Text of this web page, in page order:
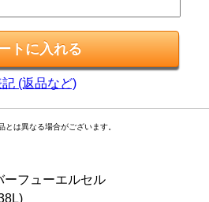
(返品など)
とは異なる場合がございます。
ーフューエルセル